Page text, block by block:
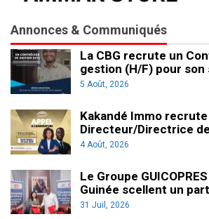
Annonces & Communiqués
La CBG recrute un
gestion (H/F) pour
5 Août, 2026
Kakandé Immo
Directeur/Directrice
4 Août, 2026
Le Groupe
Guinée scellent un
31 Juil, 2026